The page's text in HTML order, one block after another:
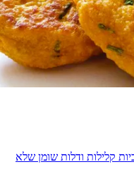
קלילות ודלות שומן שלא